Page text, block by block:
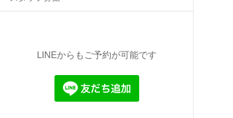
LINEからもご予約が可能です